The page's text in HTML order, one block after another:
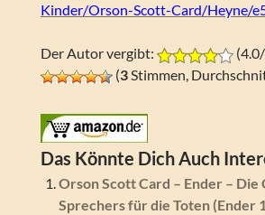
Kinder/Orson-Scott-Card/Heyne/
Der Autor vergibt:
(3Stimmen,
Das Könnte Dich Auch
Orson Scott Card – Ender – Die
Sprechers für die Toten (Ender